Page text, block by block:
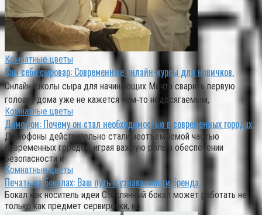
Комнатные цветы
Сам себе сыровар: Современные онлайн-курсы для новичков.
Онлайн‑школы сыра для начинающих Мечта сварить первую
головку дома уже не кажется чем‑то недосягаемым,
Комнатные цветы
Домофон: Почему он стал необходимостью в современных городах.
Домофоны действительно стали неотъемлемой частью
современных городов, играя важную роль в обеспечении
безопасности и
Комнатные цветы
Печать на бокалах: Ваш путь к узнаваемости бренда.
Бокал как носитель идеи Стеклянный бокал может работать не
только как предмет сервировки, но